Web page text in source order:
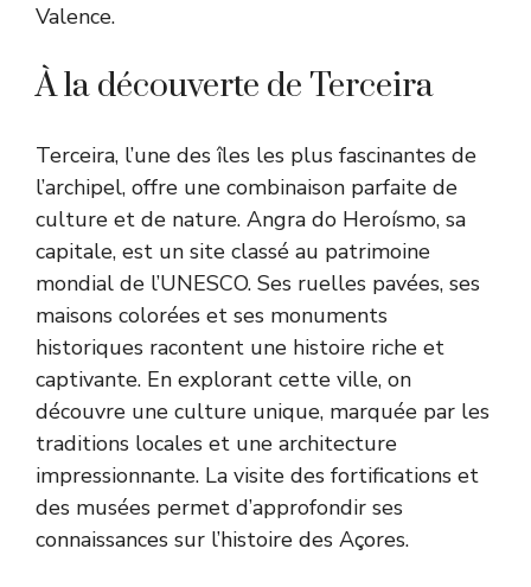
Valence.
À la découverte de Terceira
Terceira, l’une des îles les plus fascinantes de
l’archipel, offre une combinaison parfaite de
culture et de nature. Angra do Heroísmo, sa
capitale, est un site classé au patrimoine
mondial de l’UNESCO. Ses ruelles pavées, ses
maisons colorées et ses monuments
historiques racontent une histoire riche et
captivante. En explorant cette ville, on
découvre une culture unique, marquée par les
traditions locales et une architecture
impressionnante. La visite des fortifications et
des musées permet d’approfondir ses
connaissances sur l’histoire des Açores.